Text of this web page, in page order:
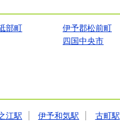
部町 伊予郡松前町
四国中央市
江駅 伊予和気駅 古町駅